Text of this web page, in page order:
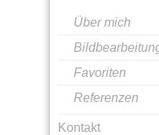
Über mich
Favoriten
Referenzen
Kontakt